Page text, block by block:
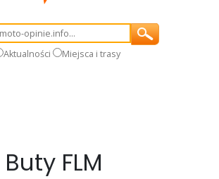
Aktualności Miejsca i trasy
Buty FLM